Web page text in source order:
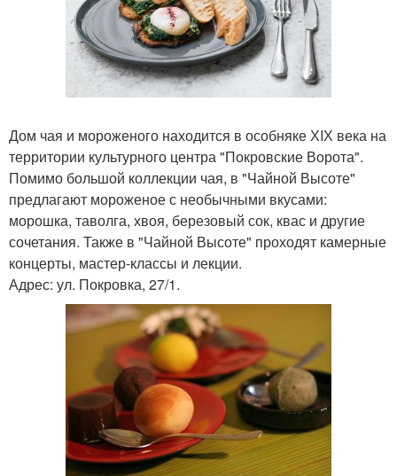
Дом чая и мороженого находится в особняке ХIХ века на
территории культурного центра "Покровские Ворота".
Помимо большой коллекции чая, в "Чайной Высоте"
предлагают мороженое с необычными вкусами:
морошка, таволга, хвоя, березовый сок, квас и другие
сочетания. Также в "Чайной Высоте" проходят камерные
концерты, мастер-классы и лекции.
Адрес: ул. Покровка, 27/1.